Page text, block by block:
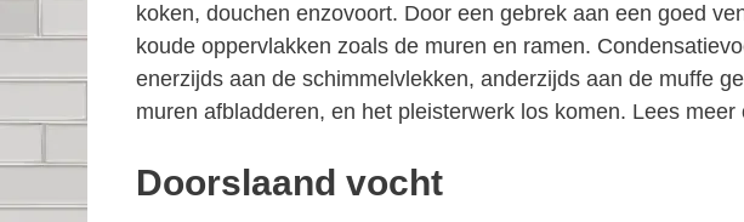
koken, douchen enzovoort. Door een gebrek aan een goed
koude oppervlakken zoals de muren en ramen.
enerzijds aan de schimmelvlekken, anderzijds aan de muffe
muren afbladderen, en het pleisterwerk los komen. Lees meer
Doorslaand vocht